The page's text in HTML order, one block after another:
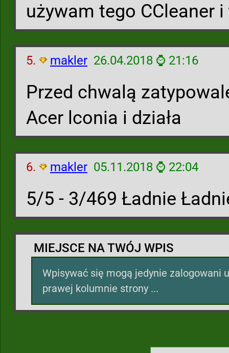
używam tego CCleaner
5. makler 26.04.2018 ⌚ 21:16
Przed chwalą
Acer lconia i działa
6. makler 05.11.2018 ⌚ 22:04
5/5 - 3/469 Ładnie
MIEJSCE NA TWÓJ WPIS
Wpisywać się mogą jedynie zalogowani
prawej kolumnie strony ...